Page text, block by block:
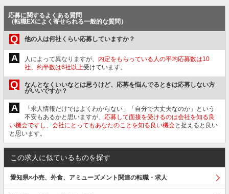
応募に関するよくある質問
（転職EXによく寄せられる一般的な質問）
Q 他の人は何社くらい応募していますか？
A 人によって異なりますが、 内定をもらっている人の平均応募数は10
社、約半数は6社以上受けています。
Q
なんとなくいいなとは思うけど、応募を悩んでるときは応募しない方
がいいですか？
A
「求人情報だけではよくわからない」「自分で大丈夫なのか」という
不安もあるかと思いますが、 応募して面接を受けるのは会社を知る良
い機会ですし、会社にとってもあなたのことを知る良い機会と捉えると良い
と思います。
この求人に似ているものを探す
愛知県×小売、外食、アミューズメント関連の転職・求人